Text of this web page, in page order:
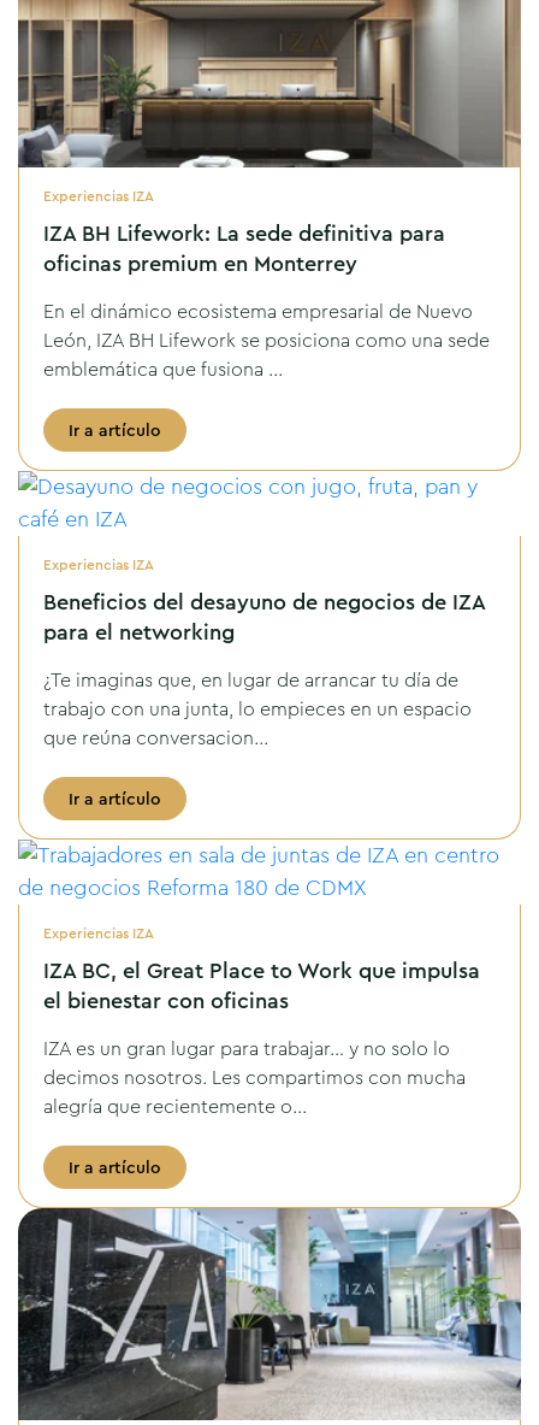
Experiencias IZA
IZA BH Lifework: La sede definitiva para
oficinas premium en Monterrey
En el dinámico ecosistema empresarial de Nuevo
León, IZA BH Lifework se posiciona como una sede
emblemática que fusiona ...
Ir a artículo
Experiencias IZA
Beneficios del desayuno de negocios de IZA
para el networking
¿Te imaginas que, en lugar de arrancar tu día de
trabajo con una junta, lo empieces en un espacio
que reúna conversacion...
Ir a artículo
Experiencias IZA
IZA BC, el Great Place to Work que impulsa
el bienestar con oficinas
IZA es un gran lugar para trabajar… y no solo lo
decimos nosotros. Les compartimos con mucha
alegría que recientemente o...
Ir a artículo